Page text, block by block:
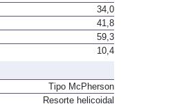
28,3
34,0
41,8
59,3
Tipo McPherson